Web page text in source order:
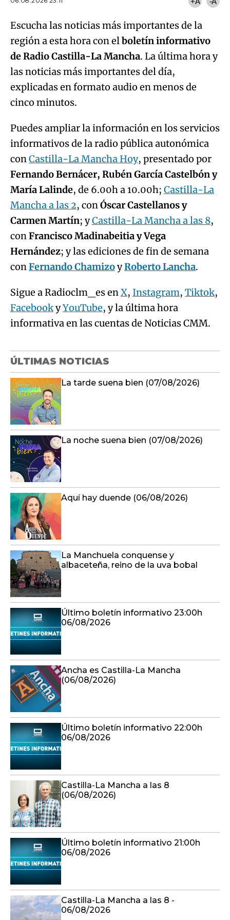
Escucha las noticias más importantes de la
región a esta hora con elboletín informativo
de Radio Castilla-La Mancha. La última hora y
las noticias más importantes del día,
explicadas en formato audio en menos de
cinco minutos.
Puedes ampliar la información en los servicios
informativos de la radio pública autonómica
conCastilla-La Mancha Hoy, presentado por
Fernando Bernácer, Rubén García Castelbón y
María Lalinde, de 6.00h a 10.00h; Castilla-La
Mancha a las 2, conÓscar Castellanos y
Carmen Martín; yCastilla-La Mancha a las 8,
conFrancisco Madinabeitia y Vega
Hernández; y las ediciones de fin de semana
conFernando ChamizoyRoberto Lancha.
Sigue a Radioclm_es enX, Instagram, Tiktok,
FacebookyYouTube, y la última hora
informativa en las cuentas de Noticias CMM.
ÚLTIMAS NOTICIAS
La tarde suena bien (07/08/2026)
La noche suena bien (07/08/2026)
Aquí hay duende (06/08/2026)
La Manchuela conquense y
albaceteña, reino de la uva bobal
Último boletín informativo 23:00h
06/08/2026
Ancha es Castilla-La Mancha
(06/08/2026)
Último boletín informativo 22:00h
06/08/2026
Castilla-La Mancha a las 8
(06/08/2026)
Último boletín informativo 21:00h
06/08/2026
Castilla-La Mancha a las 8 -
06/08/2026